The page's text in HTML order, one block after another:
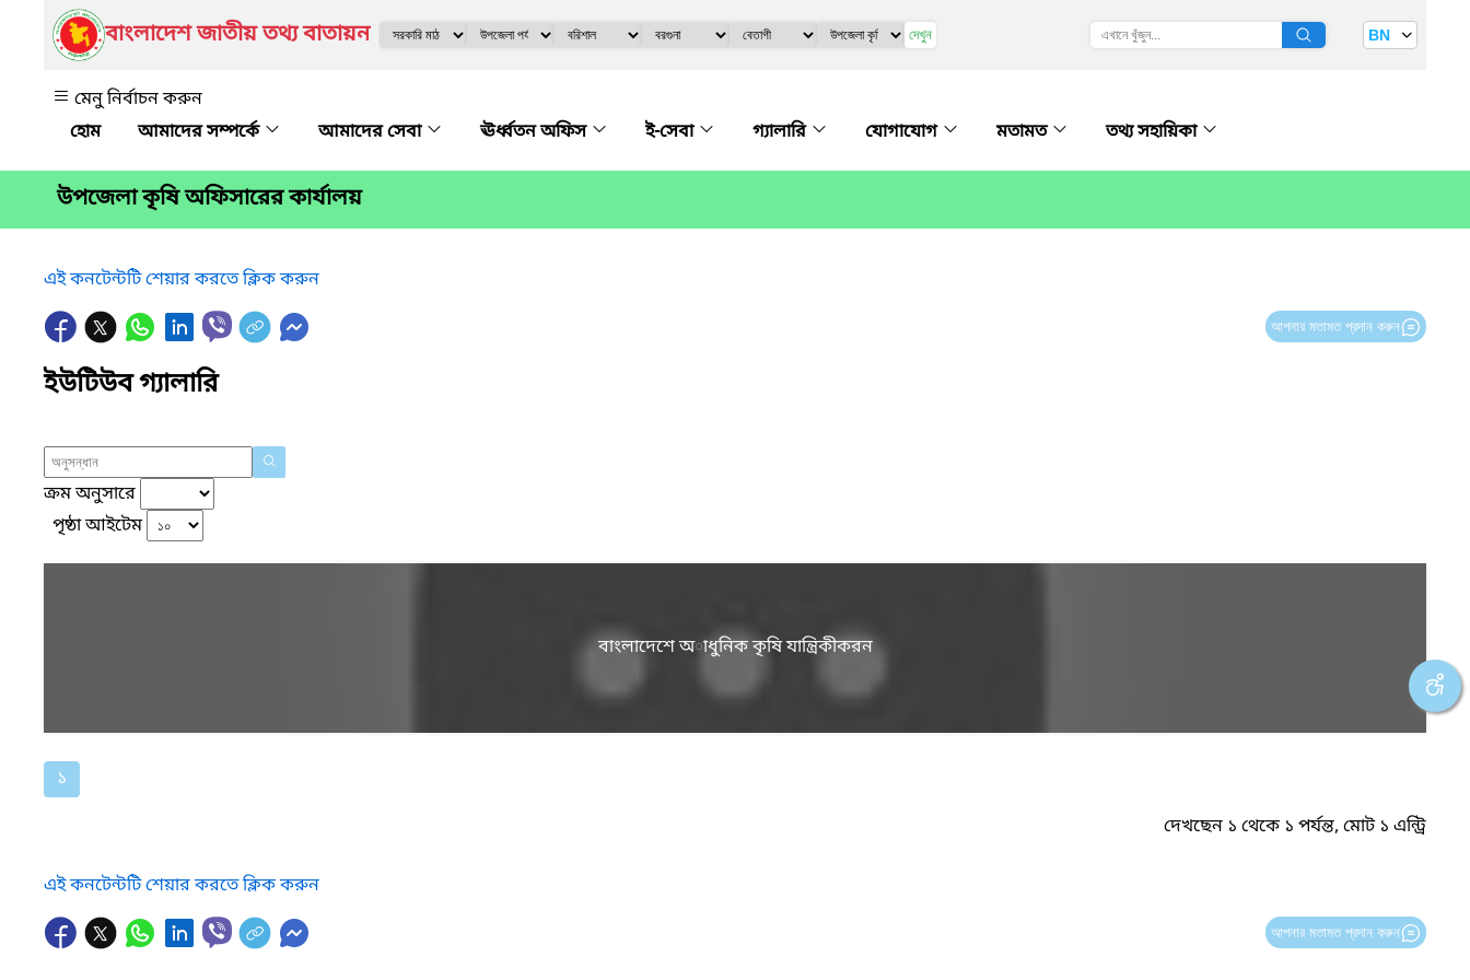
বাংলাদেশ জাতীয় তথ্য বাতায়ন দেখুন BN
মেনু নির্বাচন করুন
আমাদের সম্পর্কে
আমাদের সেবা ঊর্ধ্বতন অফিস ই-সেবা গ্যালারি যোগাযোগ মতামত তথ্য সহায়িকা
উপজেলা কৃষি অফিসারের কার্যালয়
এই কনটেন্টটি শেয়ার করতে ক্লিক করুন
আপনার মতামত প্রদান করুন
ইউটিউব গ্যালারি
ক্রম অনুসারে
পৃষ্ঠা আইটেম
বাংলাদেশে অাধুনিক কৃষি যান্ত্রিকীকরন
১
দেখছেন ১ থেকে ১ পর্যন্ত, মোট ১ এন্ট্রি
এই কনটেন্টটি শেয়ার করতে ক্লিক করুন
আপনার মতামত প্রদান করুন